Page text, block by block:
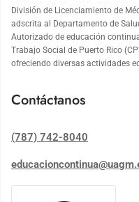
División de Licenciamiento de
adscrita al Departamento de
Autorizado de educación
Trabajo Social de Puerto Rico
ofreciendo diversas actividades
Contáctanos
(787) 742-8040